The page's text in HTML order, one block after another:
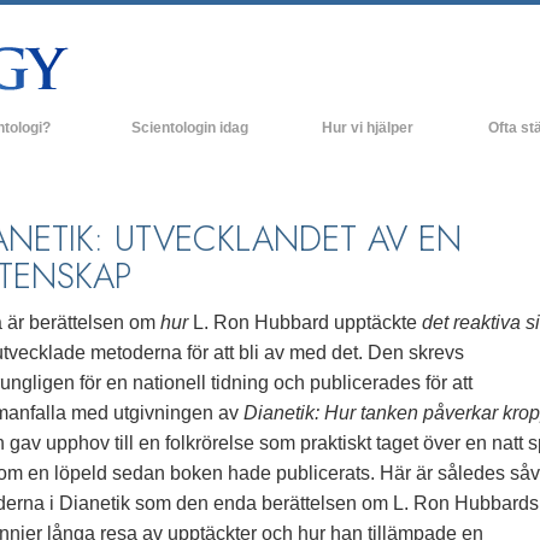
bruk
säger om Scientologi
Dianetik
Scientologin idag
Avancerade organisationer
Freewinds
Att få ut Scientologi till världen
David Miscavige - Scientologins kyrklige
ledare
Hur vi hjälper Ofta
UTVECKLANDET AV EN
är berättelsen om hurL. Ron Hubbard upptäckte det reaktiva
metoderna för att bli av med det. Den skrevs
för en nationell tidning och publicerades för att
med utgivningen av Dianetik: Hur tanken påverkar
gav upphov till en folkrörelse som praktiskt taget över en natt
en löpeld sedan boken hade publicerats. Här är således
i Dianetik som den enda berättelsen om L. Ron
långa resa av upptäckter och hur han tillämpade en